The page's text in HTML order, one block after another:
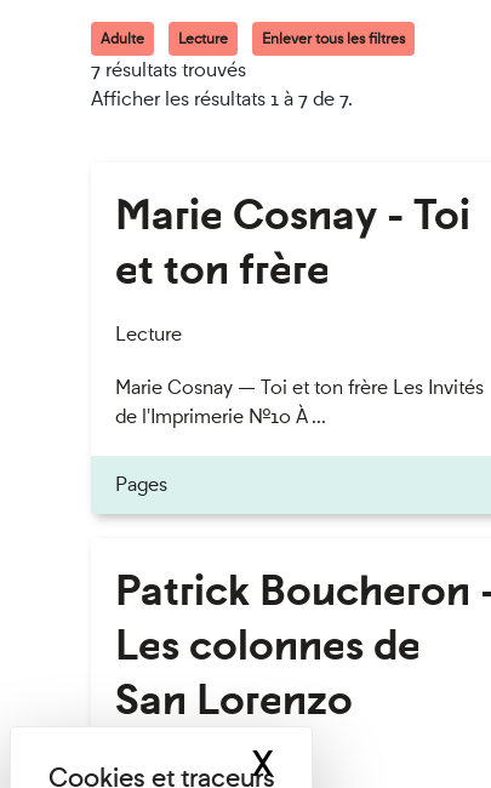
Adulte Lecture Enlever tous les filtres
7 résultats trouvés
Afficher les résultats 1 à 7 de 7.
Marie Cosnay - Toi
et ton frère
Lecture
Marie Cosnay — Toi et ton frère Les Invités
de l'Imprimerie n°10 À ...
Pages
Patrick Boucheron
Les colonnes de
San Lorenzo
Lecture XMasquer le